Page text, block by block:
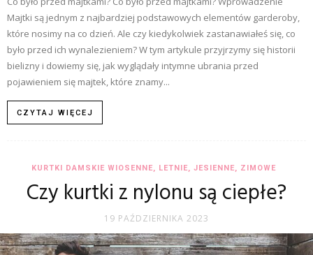
Majtki są jednym z najbardziej podstawowych elementów garderoby,
które nosimy na co dzień. Ale czy kiedykolwiek zastanawiałeś się, co
było przed ich wynalezieniem? W tym artykule przyjrzymy się historii
bielizny i dowiemy się, jak wyglądały intymne ubrania przed
pojawieniem się majtek, które znamy...
CZYTAJ WIĘCEJ
KURTKI DAMSKIE WIOSENNE, LETNIE, JESIENNE, ZIMOWE
Czy kurtki z nylonu są ciepłe?
19 PAŹDZIERNIKA 2023